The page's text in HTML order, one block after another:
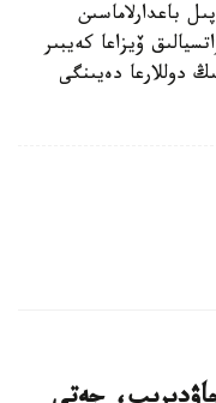
باعدارلاماسىن
ۆيزاعا كەيبىر
بەرۋشىلەر 100 مىڭنان 250 مىڭ دوللارعا دەيىنگى